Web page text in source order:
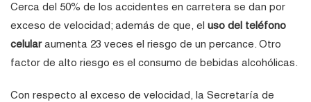
Cerca del 50% de los accidentes en carretera se dan por
exceso de velocidad; además de que, el uso del teléfono
celularaumenta 23 veces el riesgo de un percance. Otro
factor de alto riesgo es el consumo de bebidas alcohólicas.
Con respecto al exceso de velocidad, la Secretaría de